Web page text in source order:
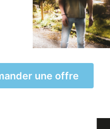
une offre